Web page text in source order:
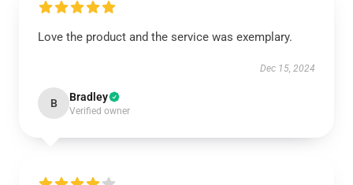
Love the product and the service was exemplary.
Dec 15, 2024
B Bradley
Verified owner